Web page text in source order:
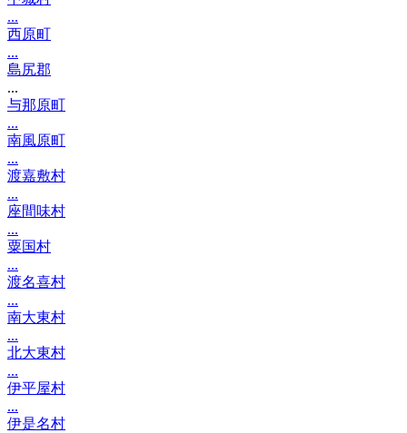
...
西原町
...
島尻郡
...
与那原町
...
南風原町
...
渡嘉敷村
...
座間味村
...
粟国村
...
渡名喜村
...
南大東村
...
北大東村
...
伊平屋村
...
伊是名村